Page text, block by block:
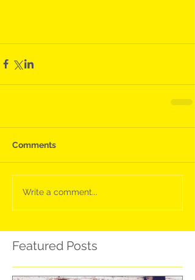
Comments
Write a comment...
Featured Posts